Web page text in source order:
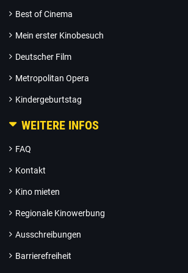
Best of Cinema
Mein erster Kinobesuch
Deutscher Film
Metropolitan Opera
Kindergeburtstag
WEITERE INFOS
FAQ
Kontakt
Kino mieten
Regionale Kinowerbung
Ausschreibungen
Barrierefreiheit